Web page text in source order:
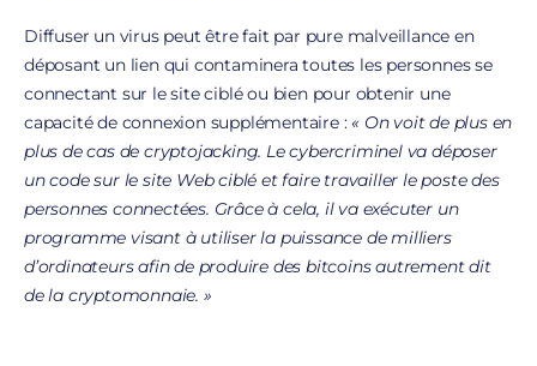
Diffuser un virus peut être fait par pure malveillance en
déposant un lien qui contaminera toutes les personnes se
connectant sur le site ciblé ou bien pour obtenir une
capacité de connexion supplémentaire :« On voit de plus en
plus de cas de cryptojacking. Le cybercriminel va déposer
un code sur le site Web ciblé et faire travailler le poste des
personnes connectées. Grâce à cela, il va exécuter un
programme visant à utiliser la puissance de milliers
d’ordinateurs afin de produire des bitcoins autrement dit
de la cryptomonnaie. »